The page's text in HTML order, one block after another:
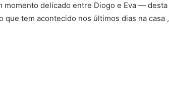
momento delicado entre Diogo e Eva — desta
que tem acontecido nos últimos dias na casa ,